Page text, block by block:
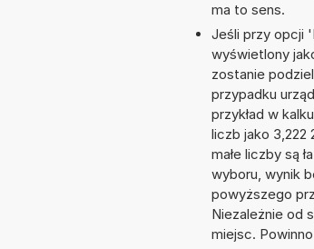
ma to sens.
Jeśli przy opcji
wyświetlony
zostanie
przypadku
przykład w
liczb jako 3,222
małe liczby są
wyboru, wynik
powyższego
Niezależnie od
miejsc.